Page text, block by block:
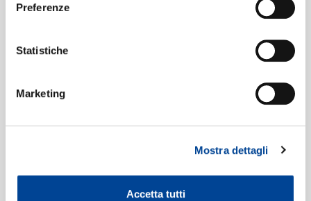
Preferenze
Statistiche
Marketing
Mostra dettagli
Accetta tutti
Heinz Holecek, Wiener Philharmoniker, Silvio Varviso
Digitale eAlbum Audio